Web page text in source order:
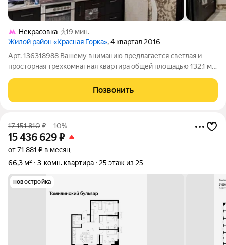
Некрасовка
19 мин.
Жилой район «Красная Горка», 4 квартал 2016
Арт. 136318988 Вашему вниманию предлагается светлая и
просторная трехкомнатная квартира общей площадью 132,1 м.
Позвонить
17 151 810₽ –10%
15 436 629₽
от 71 881 ₽ в месяц
66,3 м²
3-комн. квартира 25 этаж из 25
новостройка